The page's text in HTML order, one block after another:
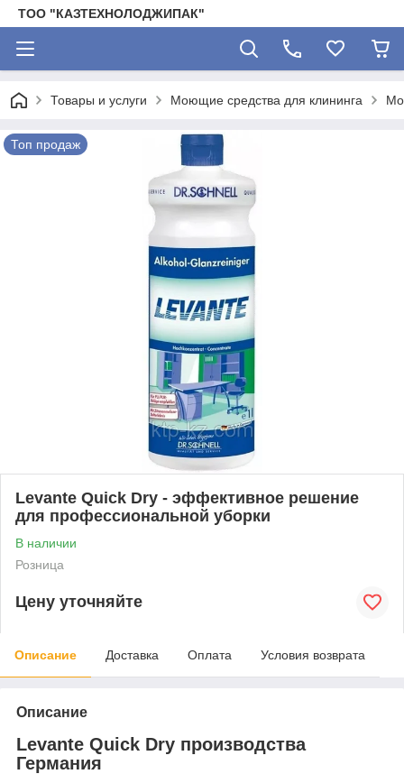
ТОО "КАЗТЕХНОЛОДЖИПАК"
Товары и услуги Моющие средства для клининга
Топ продаж
Levante Quick Dry - эффективное решение
для профессиональной уборки
В наличии
Розница
Цену уточняйте
Описание Доставка Оплата Условия возврата
Описание
Levante Quick Dry производства
Германия